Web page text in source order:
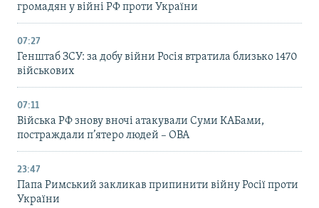
громадян у війні РФ проти України
07:27
Генштаб ЗСУ: за добу війни Росія втратила близько 1470
військових
07:11
Війська РФ знову вночі атакували Суми КАБами,
постраждали п’ятеро людей – ОВА
23:47
Папа Римський закликав припинити війну Росії проти
України